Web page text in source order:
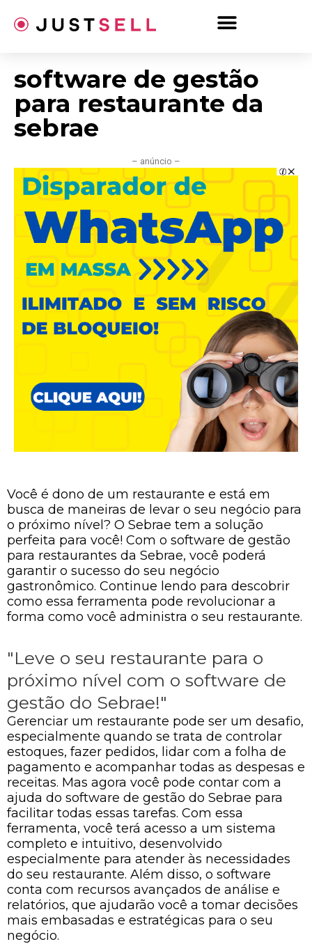
para
software de gestão
para restaurante da
sebrae
– anúncio –
Você é dono de um restaurante e está em
busca de maneiras de levar o seu negócio para
o próximo nível? O Sebrae tem a solução
perfeita para você! Com o software de gestão
para restaurantes da Sebrae, você poderá
garantir o sucesso do seu negócio
gastronômico. Continue lendo para descobrir
como essa ferramenta pode revolucionar a
forma como você administra o seu restaurante.
"Leve o seu restaurante para o
próximo nível com o software de
gestão do Sebrae!"
Gerenciar um restaurante pode ser um desafio,
especialmente quando se trata de controlar
estoques, fazer pedidos, lidar com a folha de
pagamento e acompanhar todas as despesas e
receitas. Mas agora você pode contar com a
ajuda do software de gestão do Sebrae para
facilitar todas essas tarefas. Com essa
ferramenta, você terá acesso a um sistema
completo e intuitivo, desenvolvido
especialmente para atender às necessidades
do seu restaurante. Além disso, o software
conta com recursos avançados de análise e
relatórios, que ajudarão você a tomar decisões
mais embasadas e estratégicas para o seu
negócio.